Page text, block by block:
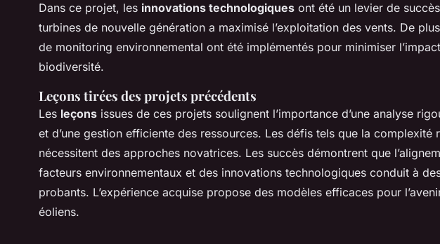
Dans ce projet, les innovations technologiques ont été un levier de
turbines de nouvelle génération a maximisé l’exploitation des vents. De
de monitoring environnemental ont été implémentés pour minimiser
biodiversité.
Leçons tirées des projets précédents
Les leçons issues de ces projets soulignent l’importance d’une analyse
et d’une gestion efficiente des ressources. Les défis tels que la complexité
nécessitent des approches novatrices. Les succès démontrent que
facteurs environnementaux et des innovations technologiques conduit à
probants. L’expérience acquise propose des modèles efficaces pour
éoliens.